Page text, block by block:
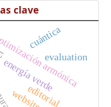
clave
editorial
armónica
energía verdeevaluation
websites
cuántica